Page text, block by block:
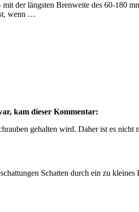
der längsten Brenweite des 60-180
wenn …
kam dieser Kommentar:
gehalten wird. Daher ist es nicht
Schatten durch ein zu kleines